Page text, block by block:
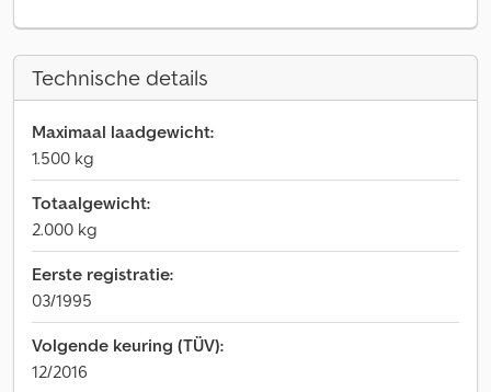
Technische details
Maximaal laadgewicht:
1.500 kg
Totaalgewicht:
2.000 kg
Eerste registratie:
03/1995
Volgende keuring (TÜV):
12/2016